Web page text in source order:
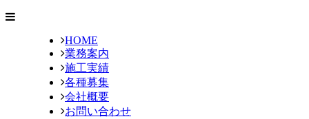
HOME
業務案内
施工実績
各種募集
会社概要
お問い合わせ